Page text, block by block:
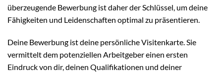
überzeugende Bewerbung ist daher der Schlüssel, um deine
Fähigkeiten und Leidenschaften optimal zu präsentieren.
Deine Bewerbung ist deine persönliche Visitenkarte. Sie
vermittelt dem potenziellen Arbeitgeber einen ersten
Eindruck von dir, deinen Qualifikationen und deiner